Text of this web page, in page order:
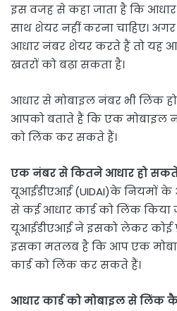
इस वजह से कहा जाता है कि
साथ शेयर नहीं करना चाहिए।
आधार नंबर शेयर करते हैं तो यह
खतरों को बढ़ा सकता है।
आधार से मोबाइल नंबर भी लिंक
आपको बताते हैं कि एक मोबाइल
को लिंक कर सकते हैं।
एक नंबर से कितने आधार हो
यूआईडीएआई (UIDAI)के नियमों
से कई आधार कार्ड को लिंक किया
यूआईडीएआई ने इसको लेकर कोई
इसका मतलब है कि आप एक
कार्ड को लिंक कर सकते हैं।
आधार कार्ड को मोबाइल से लिंक